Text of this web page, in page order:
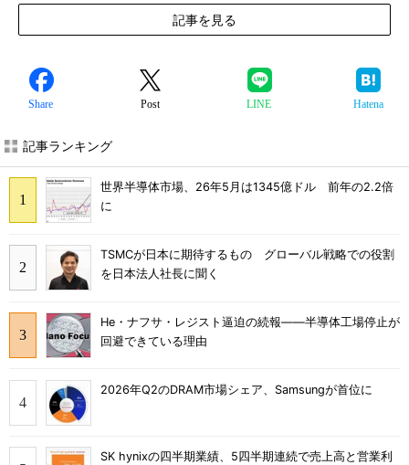
記事を見る
Share Post LINE Hatena
記事ランキング
世界半導体市場、26年5月は1345億ドル 前年の2.2倍
に
TSMCが日本に期待するもの グローバル戦略での役割
を日本法人社長に聞く
He・ナフサ・レジスト逼迫の続報――半導体工場停止が
回避できている理由
2026年Q2のDRAM市場シェア、Samsungが首位に
SK hynixの四半期業績、5四半期連続で売上高と営業利